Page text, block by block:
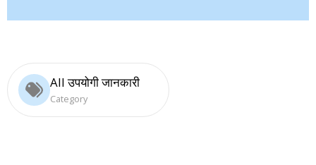
All उपयोगी जानकारी
Category